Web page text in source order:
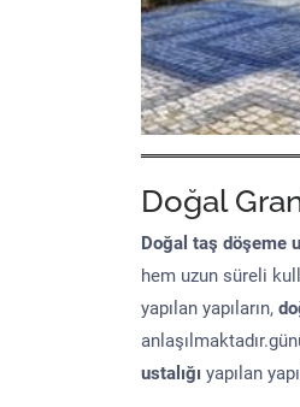
Doğal
Doğal taş döşeme
hem uzun süreli
yapılan yapıların,
ustalığı yapılan